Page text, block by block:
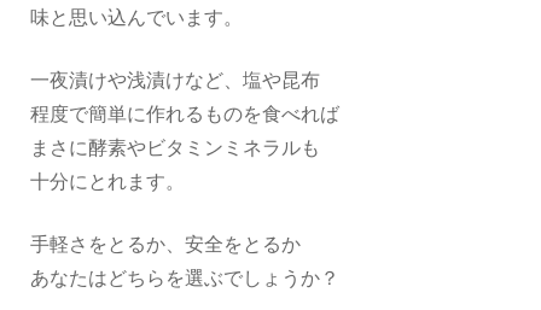
味と思い込んでいます。
一夜漬けや浅漬けなど、塩や昆布
程度で簡単に作れるものを食べれば
まさに酵素やビタミンミネラルも
十分にとれます。
手軽さをとるか、安全をとるか
あなたはどちらを選ぶでしょうか？